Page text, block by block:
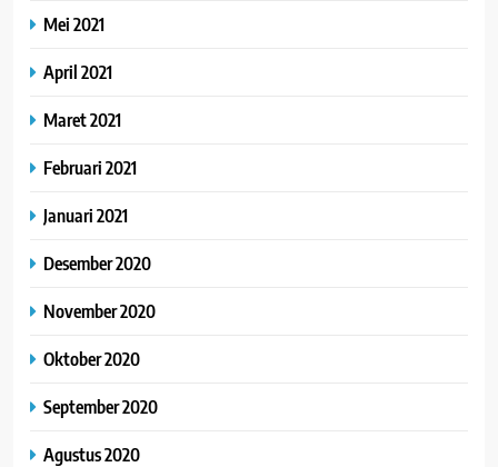
Mei 2021
April 2021
Maret 2021
Februari 2021
Januari 2021
Desember 2020
November 2020
Oktober 2020
September 2020
Agustus 2020